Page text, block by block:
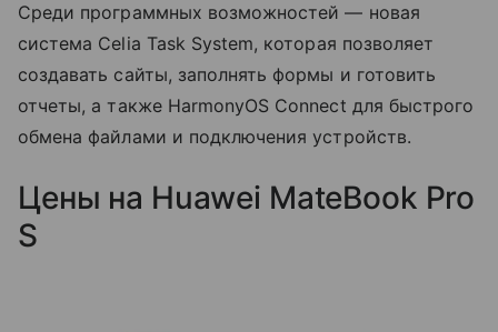
Среди программных возможностей — новая
система Celia Task System, которая позволяет
создавать сайты, заполнять формы и готовить
отчеты, а также HarmonyOS Connect для быстрого
обмена файлами и подключения устройств.
Цены на Huawei MateBook Pro
S